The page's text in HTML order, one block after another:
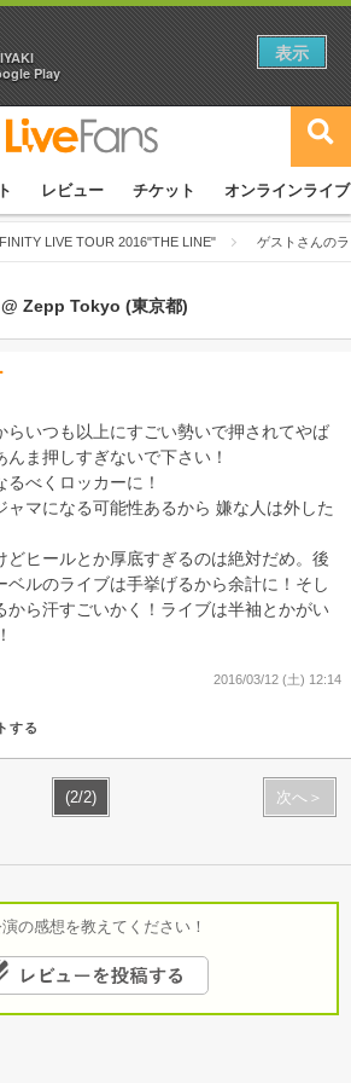
レビュー チケット オンラインライブ
LIVE TOUR 2016"THE LINE" ゲストさんの
Zepp Tokyo (東京都)
らいつも以上にすごい勢いで押されてやば
ま押しすぎないで下さい！
べくロッカーに！
ャマになる可能性あるから 嫌な人は外した
どヒールとか厚底すぎるのは絶対だめ。後
ベルのライブは手挙げるから余計に！そし
から汗すごいかく！ライブは半袖とかがい
2016/03/12 (土) 12:14
する
(2/2) 次へ＞
演の感想を教えてください！
Play
表示